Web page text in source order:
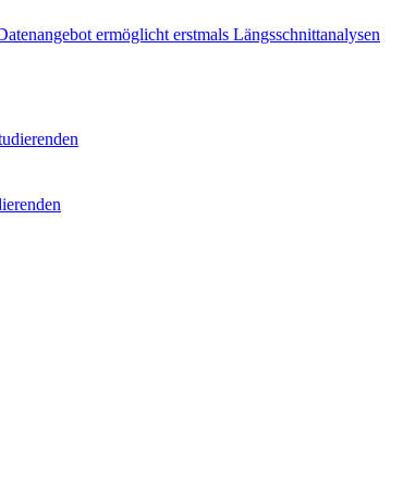
ermöglicht erstmals Längsschnittanalysen